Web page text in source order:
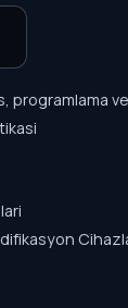
programlama